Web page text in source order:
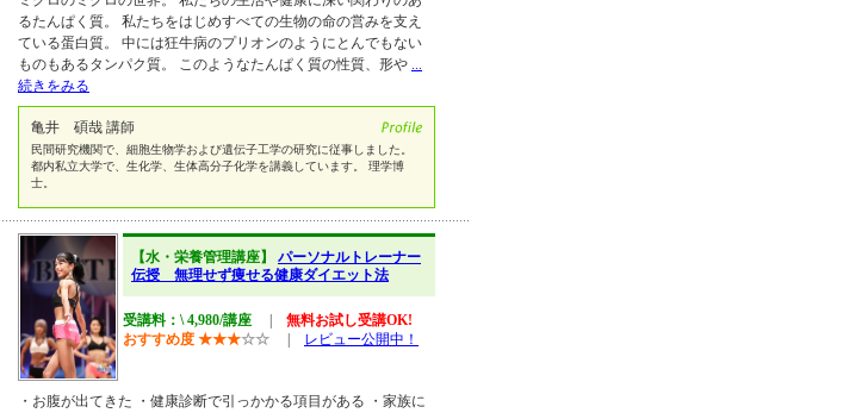
るたんぱく質。 私たちをはじめすべての生物の命の営みを支え
ている蛋白質。 中には狂牛病のプリオンのようにとんでもない
ものもあるタンパク質。 このようなたんぱく質の性質、形や ...
続きをみる
亀井 碩哉 講師
民間研究機関で、細胞生物学および遺伝子工学の研究に従事しました。
都内私立大学で、生化学、生体高分子化学を講義しています。 理学博
士。
【水・栄養管理講座】 パーソナルトレーナー
伝授 無理せず痩せる健康ダイエット法
受講料：\ 4,980/講座
無料お試し受講OK!
おすすめ度 ★★★☆☆ レビュー公開中！
・お腹が出てきた ・健康診断で引っかかる項目がある ・家族に